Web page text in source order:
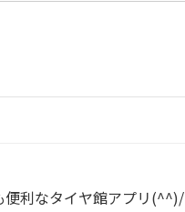
利なタイヤ館アプリ(^^)/